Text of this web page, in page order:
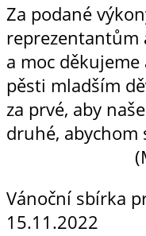
Za podané
reprezentantům
a moc
pěsti mladším
za prvé, aby
druhé,
(Mgr. J.
Vánoční sbírka
15.11.2022